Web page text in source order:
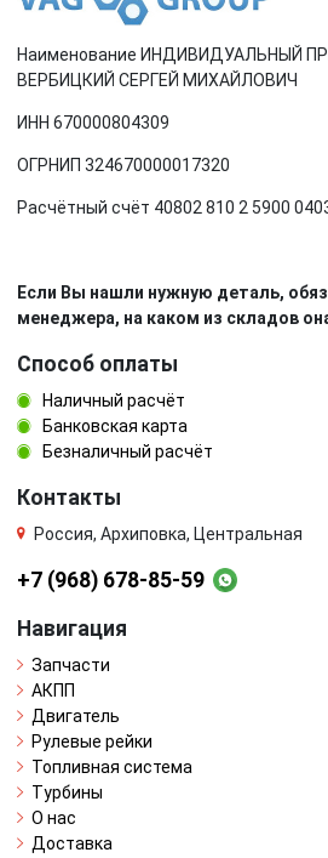
Toyota
Volvo
Наименование ИНДИВИДУАЛЬНЫЙ
ВЕРБИЦКИЙ СЕРГЕЙ МИХАЙЛОВИЧ
ИНН 670000804309
ОГРНИП 324670000017320
Расчётный счёт 40802 810 2 5900
Если Вы нашли нужную деталь,
менеджера, на каком из складов
Способ оплаты
Наличный расчёт
Банковская карта
Безналичный расчёт
Контакты
Россия, Архиповка, Центральная
+7 (968) 678-85-59
Навигация
Запчасти
АКПП
Двигатель
Рулевые рейки
Топливная система
Турбины
О нас
Доставка